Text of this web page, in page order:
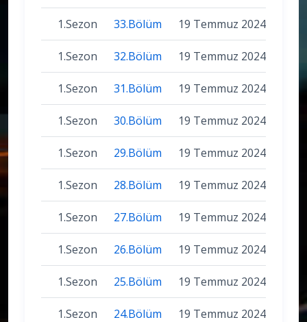
1.Sezon 33.Bölüm 19 Temmuz 2024
1.Sezon 32.Bölüm 19 Temmuz 2024
1.Sezon 31.Bölüm 19 Temmuz 2024
1.Sezon 30.Bölüm 19 Temmuz 2024
1.Sezon 29.Bölüm 19 Temmuz 2024
1.Sezon 28.Bölüm 19 Temmuz 2024
1.Sezon 27.Bölüm 19 Temmuz 2024
1.Sezon 26.Bölüm 19 Temmuz 2024
1.Sezon 25.Bölüm 19 Temmuz 2024
1.Sezon 24.Bölüm 19 Temmuz 2024